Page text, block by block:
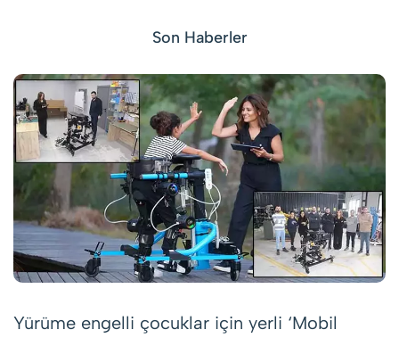
Son Haberler
Yürüme engelli çocuklar için yerli ‘Mobil